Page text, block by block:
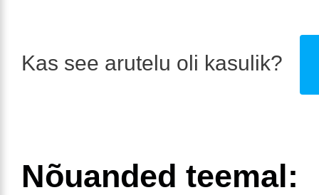
Kas see arutelu oli kasulik?
Nõuanded teemal: